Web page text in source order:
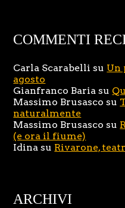
COMMENTI
Carla Scarabelli su Un
agosto
Gianfranco Baria su
Massimo Brusasco su
naturalmente
Massimo Brusasco su
(e ora il fiume)
Idina su Rivarone,
ARCHIVI